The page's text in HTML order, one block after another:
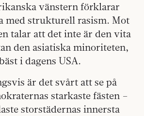
vänstern förklarar
med strukturell rasism. Mot
talar att det inte är den vita
den asiatiska minoriteten,
i dagens USA.
är det svårt att se på
starkaste fästen –
storstädernas innersta